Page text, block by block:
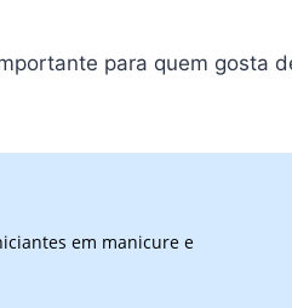
para quem gosta
em manicure e